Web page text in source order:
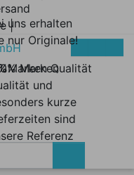
|
Marken Qualität
uns erhalten
nur Originale!
Marken
und
kurze
sind
Referenz